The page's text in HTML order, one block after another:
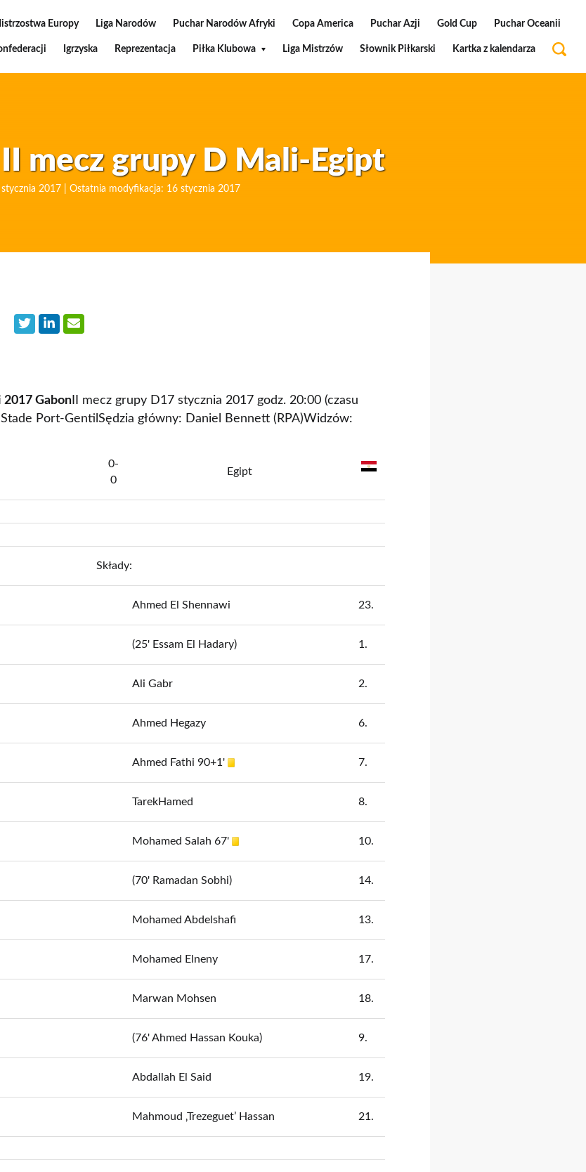
Europy Liga Narodów Puchar Narodów Afryki Copa America Puchar Azji Gold Cup Puchar Oceanii
Igrzyska Reprezentacja Piłka Klubowa Liga Mistrzów Słownik Piłkarski Kartka z kalendarza
mecz grupy D Mali-Egipt
stycznia 2017 | Ostatnia modyfikacja: 16 stycznia 2017
Gabon II mecz grupy D17 stycznia 2017 godz. 20:00 (czasu
Port-GentilSędzia główny: Daniel Bennett (RPA)Widzów:
0-
0
Egipt
Składy:
Ahmed El Shennawi 23.
(25' Essam El Hadary) 1.
Ali Gabr 2.
Ahmed Hegazy 6.
Ahmed Fathi 90+1' 7.
TarekHamed 8.
Mohamed Salah 67' 10.
(70' Ramadan Sobhi) 14.
Mohamed Abdelshafi 13.
Mohamed Elneny 17.
Marwan Mohsen 18.
(76' Ahmed Hassan Kouka) 9.
Abdallah El Said 19.
Mahmoud ‚Trezeguet’ Hassan 21.